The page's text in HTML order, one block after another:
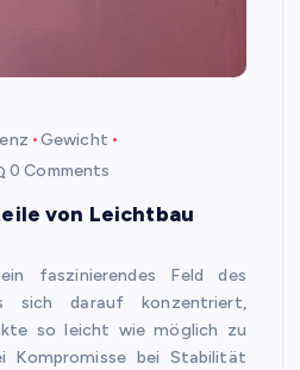
Gewicht
0 Comments
von Leichtbau
faszinierendes Feld des
sich darauf konzentriert,
so leicht wie möglich zu
Kompromisse bei Stabilität